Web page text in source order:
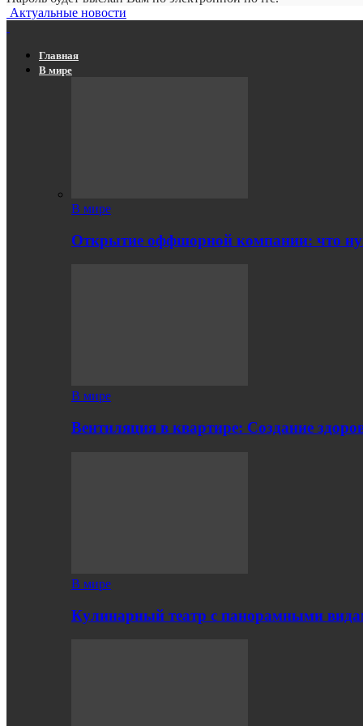
Актуальные новости
Главная
В мире
В мире
Открытие оффшорной компании: что
В мире
Вентиляция в квартире: Создание
В мире
Кулинарный театр с панорамными